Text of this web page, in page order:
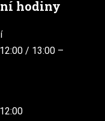
hodiny
/ 13:00 –